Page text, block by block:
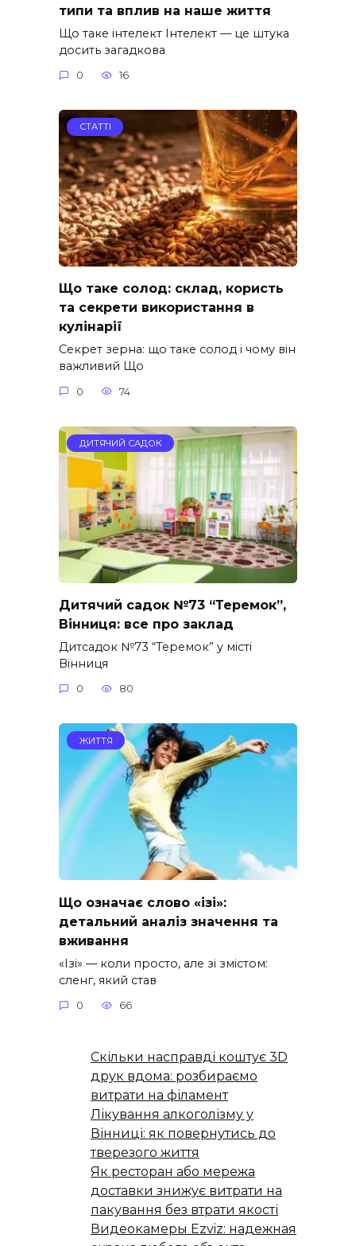
типи та вплив на наше життя
Що таке інтелект Інтелект — це штука
досить загадкова
0 16
СТАТТІ
Що таке солод: склад, користь
та секрети використання в
кулінарії
Секрет зерна: що таке солод і чому він
важливий Що
0 74
ДИТЯЧИЙ САДОК
Дитячий садок №73 “Теремок”,
Вінниця: все про заклад
Дитсадок №73 “Теремок” у місті
Вінниця
0 80
ЖИТТЯ
Що означає слово «ізі»:
детальний аналіз значення та
вживання
«Ізі» — коли просто, але зі змістом:
сленг, який став
0 66
Скільки насправді коштує 3D
друк вдома: розбираємо
витрати на філамент
Лікування алкоголізму у
Вінниці: як повернутись до
тверезого життя
Як ресторан або мережа
доставки знижує витрати на
пакування без втрати якості
Видеокамеры Ezviz: надежная